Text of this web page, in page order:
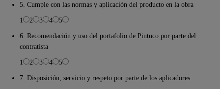
5. Cumple con las normas y aplicación del producto en la obra
1
2 3 4
5
6. Recomendación y uso del portafolio de Pintuco por parte del
contratista
1
2 3 4
5
7. Disposición, servicio y respeto por parte de los aplicadores